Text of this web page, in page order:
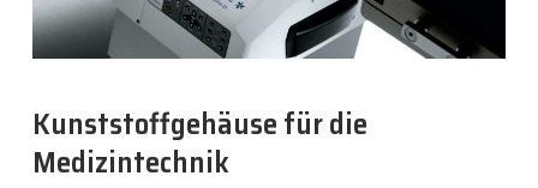
Kunststoffgehäuse für die
Medizintechnik